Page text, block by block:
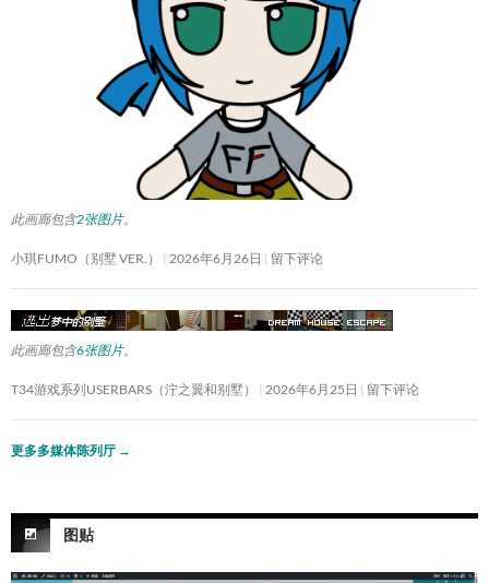
此画廊包含2张图片。
小琪FUMO（别墅 VER.） 2026年6月26日 留下评论
此画廊包含6张图片。
T34游戏系列USERBARS（泞之翼和别墅） 2026年6月25日 留下评论
更多多媒体陈列厅 →
图贴